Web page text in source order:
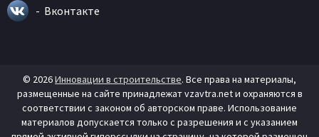
Вконтакте
© 2026Инновации в строительстве. Все права на материалы,
размещенные на сайте принадлежат vzavtra.net и охраняются в
соответствии с законом об авторском праве. Использование
материалов допускается только с разрешения и с указанием